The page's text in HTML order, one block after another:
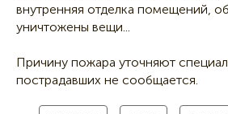
внутренняя отделка помещений,
уничтожены вещи...
Причину пожара уточняют
пострадавших не сообщается.